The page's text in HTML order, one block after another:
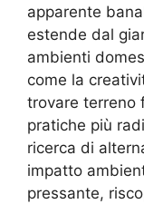
apparente
estende dal
ambienti
come la
trovare terreno
pratiche più
ricerca di
impatto
pressante,